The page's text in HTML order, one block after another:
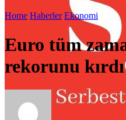
Home Haberler Ekonomi
Euro tüm
rekorunu kırdı